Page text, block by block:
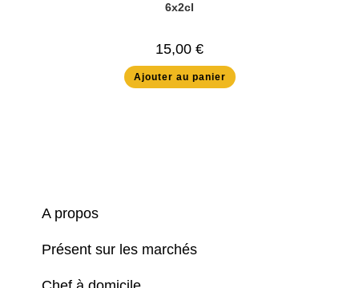
6x2cl
15,00 €
Ajouter au panier
A propos
Présent sur les marchés